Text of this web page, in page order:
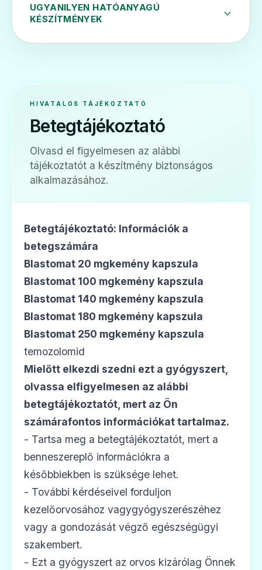
Ár: —
🎗️
Nogron 100 mg kemény kapszula
Ár: —
Nogron 140 mg kemény kapszula
Ár: —
ADATLAP
🎗️
Ár: —
ADATLAP
UGYANILYEN HATÓANYAGÚ
KÉSZÍTMÉNYEK
HIVATALOS TÁJÉKOZTATÓ
Betegtájékoztató
Olvasd el figyelmesen az alábbi
tájékoztatót a készítmény biztonságos
alkalmazásához.
Betegtájékoztató: Információk a
betegszámára
Blastomat 20 mgkemény kapszula
Blastomat 100 mgkemény kapszula
Blastomat 140 mgkemény kapszula
Blastomat 180 mgkemény kapszula
Blastomat 250 mgkemény kapszula
temozolomid
Mielőtt elkezdi szedni ezt a gyógyszert,
olvassa elfigyelmesen az alábbi
betegtájékoztatót, mert az Ön
számárafontos információkat tartalmaz.
- Tartsa meg a betegtájékoztatót, mert a
benneszereplő információkra a
későbbiekben is szüksége lehet.
- További kérdéseivel forduljon
kezelőorvosához vagygyógyszerészéhez
vagy a gondozását végző egészségügyi
szakembert.
- Ezt a gyógyszert az orvos kizárólag Önnek